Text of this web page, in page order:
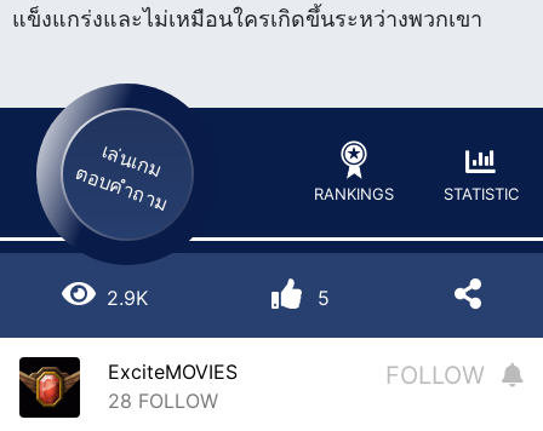
แข็งแกร่งและไม่เหมือนใครเกิดขึ้นระหว่างพวกเขา
เล่นเกม
ตอบคำถาม RANKINGS STATISTIC
2.9K 5
ExciteMOVIES
28 FOLLOW
FOLLOW